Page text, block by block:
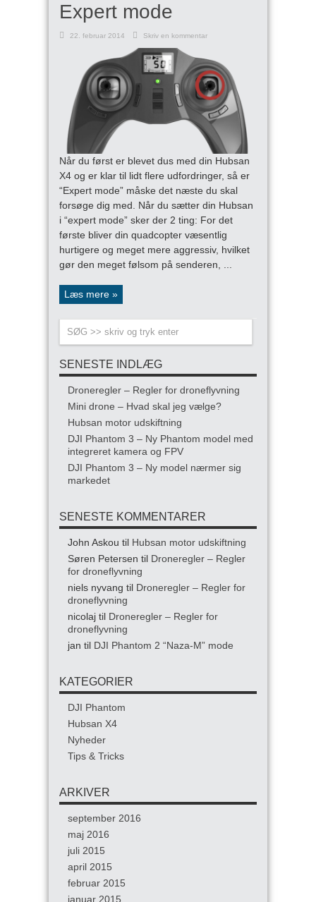
Expert mode
22. februar 2014 Skriv en kommentar
Når du først er blevet dus med din Hubsan
X4 og er klar til lidt flere udfordringer, så er
“Expert mode” måske det næste du skal
forsøge dig med. Når du sætter din Hubsan
i “expert mode” sker der 2 ting: For det
første bliver din quadcopter væsentlig
hurtigere og meget mere aggressiv, hvilket
gør den meget følsom på senderen, ...
Læs mere »
SENESTE INDLÆG
Droneregler – Regler for droneflyvning
Mini drone – Hvad skal jeg vælge?
Hubsan motor udskiftning
DJI Phantom 3 – Ny Phantom model med
integreret kamera og FPV
DJI Phantom 3 – Ny model nærmer sig
markedet
SENESTE KOMMENTARER
John Askou til Hubsan motor udskiftning
Søren Petersen til Droneregler – Regler
for droneflyvning
niels nyvang til Droneregler – Regler for
droneflyvning
nicolaj til Droneregler – Regler for
droneflyvning
jan til DJI Phantom 2 “Naza-M” mode
KATEGORIER
DJI Phantom
Hubsan X4
Nyheder
Tips & Tricks
ARKIVER
september 2016
maj 2016
juli 2015
april 2015
februar 2015
januar 2015